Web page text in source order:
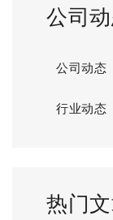
公司
公司动态
行业动态
热门